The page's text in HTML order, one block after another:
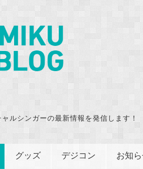
ルシンガーの最新情報を発信します！
グッズ デジコン お知